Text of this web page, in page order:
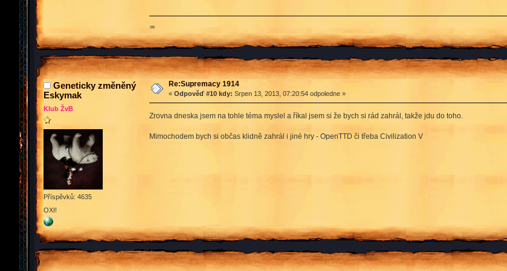
♒
Geneticky změněný
Eskymak
Klub ŽvB
Příspěvků: 4635
OXI!
Re:Supremacy 1914
« Odpověď #10 kdy: Srpen 13, 2013, 07:20:54 odpoledne »
Zrovna dneska jsem na tohle téma myslel a říkal jsem si že bych si rád zahrál, takže jdu do toho.
Mimochodem bych si občas klidně zahrál i jiné hry - OpenTTD či třeba Civilization V